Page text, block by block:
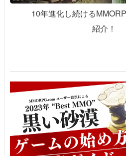
10年進化し続ける
紹介！